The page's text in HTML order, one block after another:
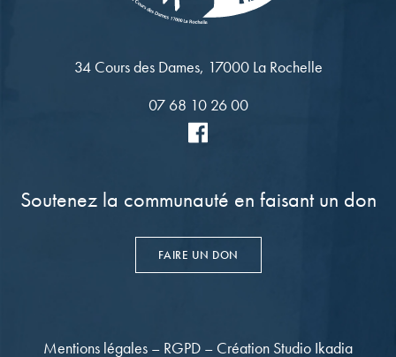
34 Cours des Dames, 17000 La Rochelle
07 68 10 26 00
Soutenez la communauté en faisant un don
FAIRE UN DON
Mentions légales – RGPD – Création Studio Ikadia